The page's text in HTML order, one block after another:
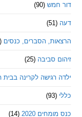
(90)
הסברים, כנסים (13)
סביבה (25)
לקרינה בבית הספר (7)
2020
(14)